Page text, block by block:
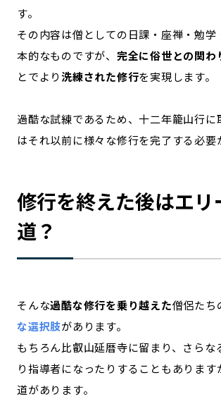
す。
その内容は僧としての日課・座禅・勉学
本的なものですが、 完全に俗世との関わ
とでより洗練された修行を実現します。
過酷な試練であるため、十二年籠山行に
はそれ以前に様々な修行を完了する必要
修行を終えた後はエリ
道？
そんな過酷な修行を乗り越えた僧侶たち
な選択肢があります。
もちろん比叡山延暦寺に留まり、さらな
り指導者になったりすることもあります
道があります。